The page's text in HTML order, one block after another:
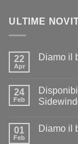
ULTIME
22
Apr
Diamo il
Diamo
il
benvenuto
24
Feb
su
01
Feb
Diamo il